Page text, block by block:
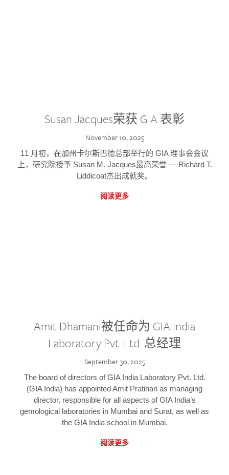
Susan Jacques荣获 GIA 表彰
November 10, 2025
11 月初，在加州卡尔斯巴德总部举行的 GIA 理事会会议
上，研究院授予 Susan M. Jacques最高荣誉 — Richard T.
Liddicoat杰出成就奖。
阅读更多
Amit Dhamani被任命为 GIA India
Laboratory Pvt. Ltd. 总经理
September 30, 2025
The board of directors of GIA India Laboratory Pvt. Ltd.
(GIA India) has appointed Amit Pratihari as managing
director, responsible for all aspects of GIA India’s
gemological laboratories in Mumbai and Surat, as well as
the GIA India school in Mumbai.
阅读更多